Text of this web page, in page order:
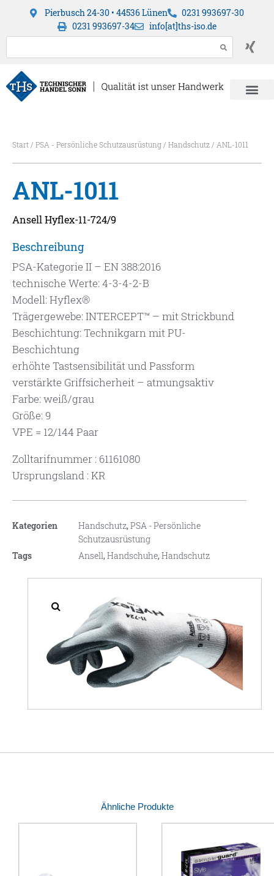
Pierbusch 24-30 • 44536 Lünen
0231 993697-30
0231 993697-34
info[at]ths-iso.de
Start/ PSA - Persönliche Schutzausrüstung/ Handschutz/ ANL-1011
ANL-1011
Ansell Hyflex-11-724/9
Beschreibung
PSA-Kategorie II – EN 388:2016
technische Werte: 4-3-4-2-B
Modell: Hyflex®
Trägergewebe: INTERCEPT™ – mit Strickbund
Beschichtung: Technikgarn mit PU-
Beschichtung
erhöhte Tastsensibilität und Passform
verstärkte Griffsicherheit – atmungsaktiv
Farbe: weiß/grau
Größe: 9
VPE = 12/144 Paar
Zolltarifnummer : 61161080
Ursprungsland : KR
Kategorien Handschutz,PSA - Persönliche
Schutzausrüstung
Tags
Ansell,Handschuhe,Handschutz
Ähnliche Produkte